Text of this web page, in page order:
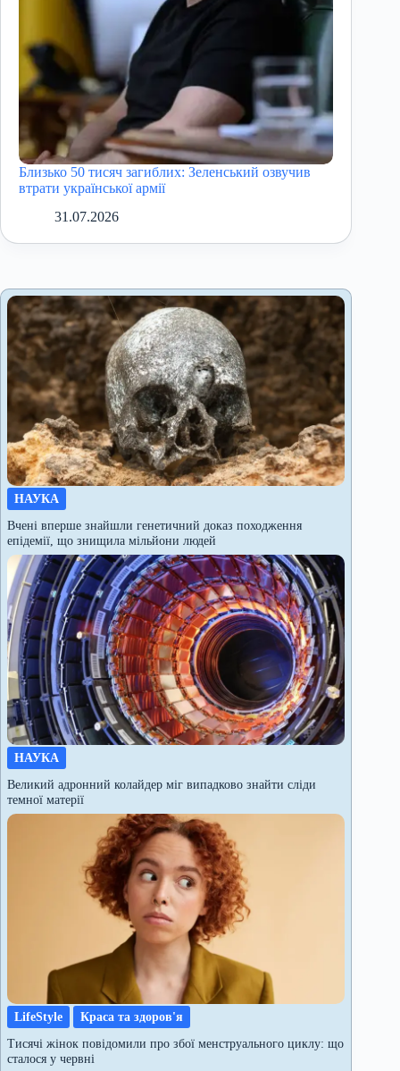
Близько 50 тисяч загиблих: Зеленський озвучив
втрати української армії
31.07.2026
НАУКА
Вчені вперше знайшли генетичний доказ походження
епідемії, що знищила мільйони людей
НАУКА
Великий адронний колайдер міг випадково знайти сліди
темної матерії
LifeStyle
Краса та здоров'я
Тисячі жінок повідомили про збої менструального циклу: що
сталося у червні